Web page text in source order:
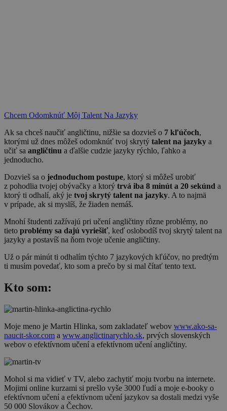
Chcem Odomknúť Môj Talent Na Jazyky
Ak sa chceš naučiť angličtinu, nižšie sa dozvieš o 7 kľúčoch,
ktorými už dnes môžeš odomknúť tvoj skrytý talent na jazyky a
učiť sa angličtinu a ďalšie cudzie jazyky rýchlo, ľahko a
jednoducho.
Dozvieš sa o jednoduchom postupe, ktorý si môžeš urobiť
z pohodlia tvojej obývačky a ktorý trvá iba 8 minút a 20 sekúnd a
ktorý ti odhalí, aký je tvoj skrytý talent na jazyky. A to najmä
v prípade, ak si myslíš, že žiaden nemáš.
Mnohí študenti zažívajú pri učení angličtiny rôzne problémy, no
tieto problémy sa dajú vyriešiť, keď oslobodíš tvoj skrytý talent na
jazyky a postavíš na ňom tvoje učenie angličtiny.
Už o pár minút ti odhalím týchto 7 jazykových kľúčov, no predtým
ti musím povedať, kto som a prečo by si mal čítať tento text.
Kto som:
Moje meno je Martin Hlinka, som zakladateľ webov www.ako-sa-
naucit-skor.com a www.anglictinarychlo.sk, prvých slovenských
webov o efektívnom učení a efektívnom učení angličtiny.
Mohol si ma vidieť v TV, alebo zachytiť moju tvorbu na internete.
Mojimi online kurzami si prešlo vyše 3000 ľudí a moje e-booky o
efektívnom učení a efektívnom učení jazykov sa dostali medzi vyše
50 000 Slovákov a Čechov.